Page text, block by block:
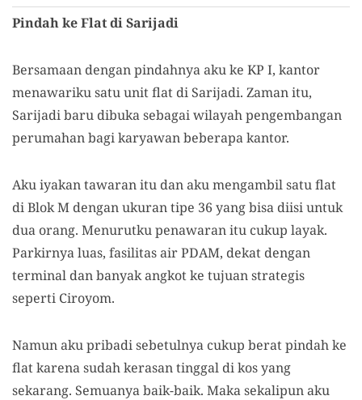
Pindah ke Flat di Sarijadi
Bersamaan dengan pindahnya aku ke KP I, kantor
menawariku satu unit flat di Sarijadi. Zaman itu,
Sarijadi baru dibuka sebagai wilayah pengembangan
perumahan bagi karyawan beberapa kantor.
Aku iyakan tawaran itu dan aku mengambil satu flat
di Blok M dengan ukuran tipe 36 yang bisa diisi untuk
dua orang. Menurutku penawaran itu cukup layak.
Parkirnya luas, fasilitas air PDAM, dekat dengan
terminal dan banyak angkot ke tujuan strategis
seperti Ciroyom.
Namun aku pribadi sebetulnya cukup berat pindah ke
flat karena sudah kerasan tinggal di kos yang
sekarang. Semuanya baik-baik. Maka sekalipun aku